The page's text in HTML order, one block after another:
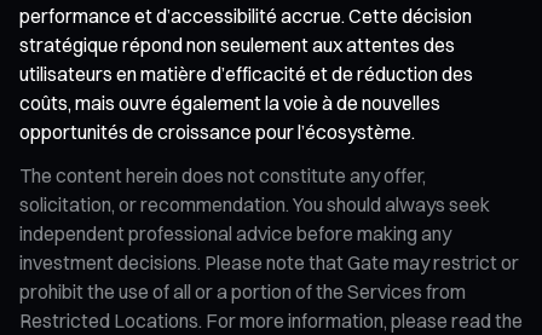
performance et d’accessibilité accrue. Cette décision
stratégique répond non seulement aux attentes des
utilisateurs en matière d’efficacité et de réduction des
coûts, mais ouvre également la voie à de nouvelles
opportunités de croissance pour l’écosystème.
The content herein does not constitute any offer,
solicitation, or recommendation. You should always seek
independent professional advice before making any
investment decisions. Please note that Gate may restrict or
prohibit the use of all or a portion of the Services from
Restricted Locations. For more information, please read the